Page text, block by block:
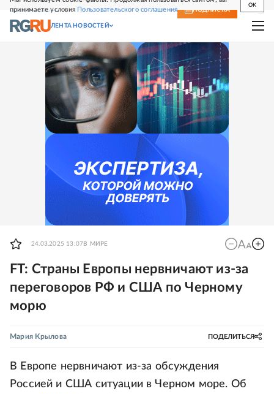
принимаете условия Пользовательского соглашения
OK
СВЕЖИЙ НОМЕР ПОДПИСКА
ЛЕНТА НОВОСТЕЙ
24.03.2025 13:07 В МИРЕ
FT: Страны Европы нервничают из-за
переговоров РФ и США по Черному
морю
Мария Крылова ПОДЕЛИТЬСЯ
В Европе нервничают из-за обсуждения
Россией и США ситуации в Черном море. Об